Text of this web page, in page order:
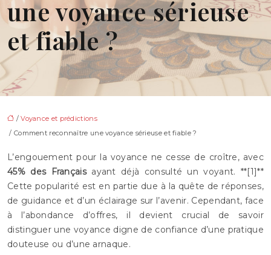
une voyance sérieuse
et fiable ?
/Voyance et prédictions
/ Comment reconnaître une voyance sérieuse et fiable ?
L’engouement pour la voyance ne cesse de croître, avec
45% des Français ayant déjà consulté un voyant. **[1]**
Cette popularité est en partie due à la quête de réponses,
de guidance et d’un éclairage sur l’avenir. Cependant, face
à l’abondance d’offres, il devient crucial de savoir
distinguer une voyance digne de confiance d’une pratique
douteuse ou d’une arnaque.